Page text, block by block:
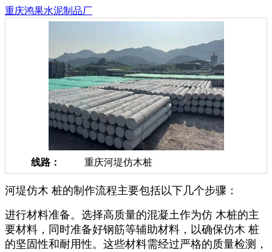
重庆鸿果水泥制品厂
线路： 重庆河堤仿木桩
河堤仿木 桩的制作流程主要包括以下几个步骤：
进行材料准备。选择高质量的混凝土作为仿 木桩的主
要材料，同时准备好钢筋等辅助材料，以确保仿木 桩
的坚固性和耐用性。这些材料需经过严格的质量检测，